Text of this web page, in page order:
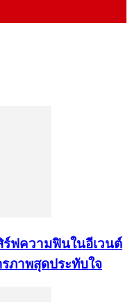
ร์ฟความฟินในอีเวนต์
รภาพสุดประทับใจ